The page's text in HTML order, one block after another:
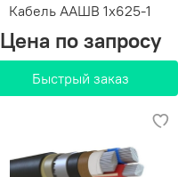
Кабель ААШВ 1х625-1
Цена по запросу
Быстрый заказ